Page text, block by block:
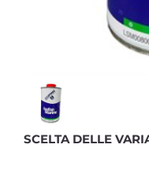
SCELTA DELLE